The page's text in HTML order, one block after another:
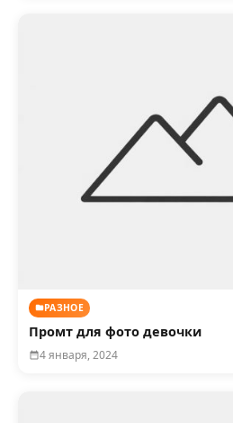
РАЗНОЕ
Промт для фото девочки
4 января, 2024